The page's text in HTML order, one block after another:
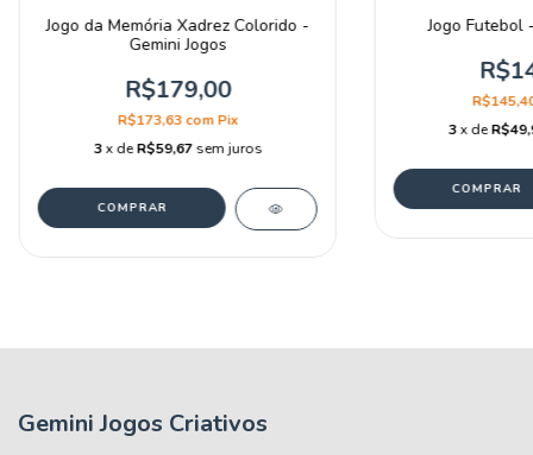
Jogo da Memória Xadrez Colorido -
Gemini Jogos
R$179,00
R$173,63com Pix
3x deR$59,67 sem juros
Jogo Futebol
3x de
Gemini Jogos Criativos